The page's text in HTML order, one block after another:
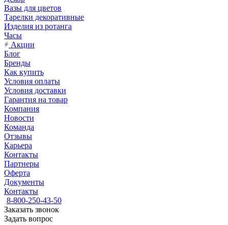
Вазы для цветов
Тарелки декоративные
Изделия из ротанга
Часы
Акции
Блог
Бренды
Как купить
Условия оплаты
Условия доставки
Гарантия на товар
Компания
Новости
Команда
Отзывы
Карьера
Контакты
Партнеры
Оферта
Документы
Контакты
8-800-250-43-50
Заказать звонок
Задать вопрос